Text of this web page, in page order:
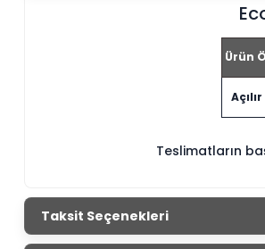
Ürün
Teslimatların
Taksit Seçenekleri